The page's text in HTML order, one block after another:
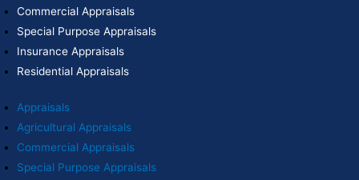
Commercial Appraisals
Special Purpose Appraisals
Insurance Appraisals
Residential Appraisals
Appraisals
Agricultural Appraisals
Commercial Appraisals
Special Purpose Appraisals